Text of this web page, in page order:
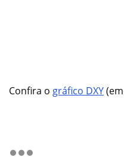
Confira o gráfico DXY